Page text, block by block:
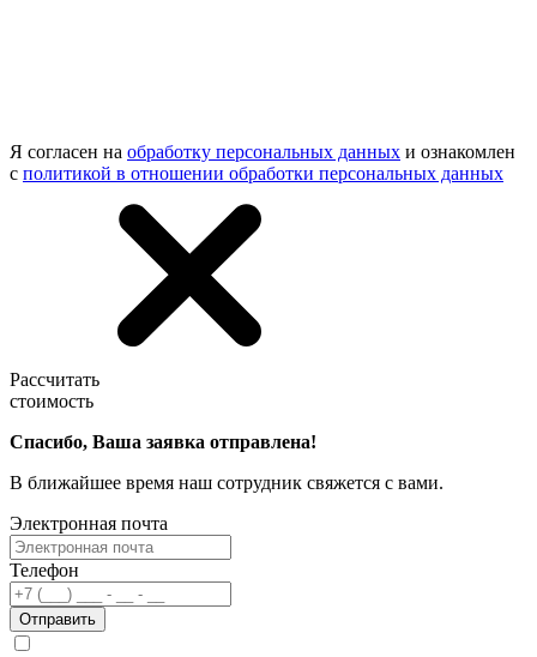
Я согласен на обработку персональных данных и ознакомлен
с политикой в отношении обработки персональных данных
Рассчитать
стоимость
Спасибо, Ваша заявка отправлена!
В ближайшее время наш сотрудник свяжется с вами.
Электронная почта
Телефон
Отправить